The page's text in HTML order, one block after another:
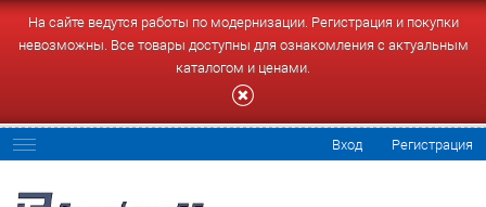
На сайте ведутся работы по модернизации. Регистрация и покупки
невозможны. Все товары доступны для ознакомления с актуальным
каталогом и ценами.
Вход Регистрация